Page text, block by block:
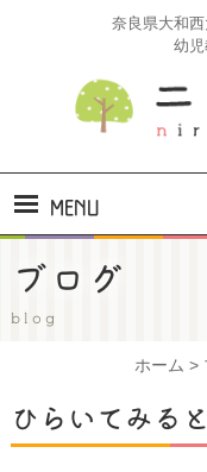
奈良県大和
幼児
MENU
ホーム
ニレの木教室とは
コース・料金
コース紹介
ブログ
blog
ホーム >
ひらいてみる